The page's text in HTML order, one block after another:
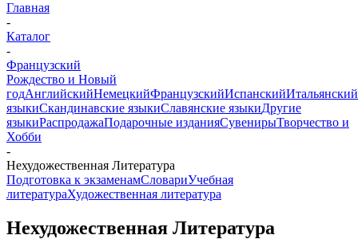
Главная
-
Каталог
-
Французский
Рождество и Новый
годАнглийскийНемецкийФранцузскийИспанскийИтальянский
языкиСкандинавские языкиСлавянские языкиДругие
языкиРаспродажаПодарочные изданияСувенирыТворчество и
Хобби
-
Нехудожественная Литература
Подготовка к экзаменамСловариУчебная
литератураХудожественная литература
Нехудожественная Литература